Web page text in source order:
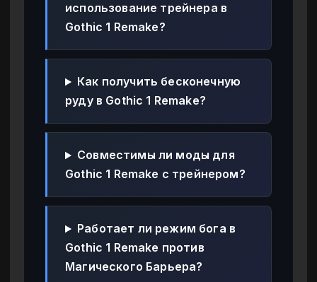
использование трейнера в
Gothic 1 Remake?
Как получить бесконечную
руду в Gothic 1 Remake?
Совместимы ли моды для
Gothic 1 Remake с трейнером?
Работает ли режим бога в
Gothic 1 Remake против
Магического Барьера?